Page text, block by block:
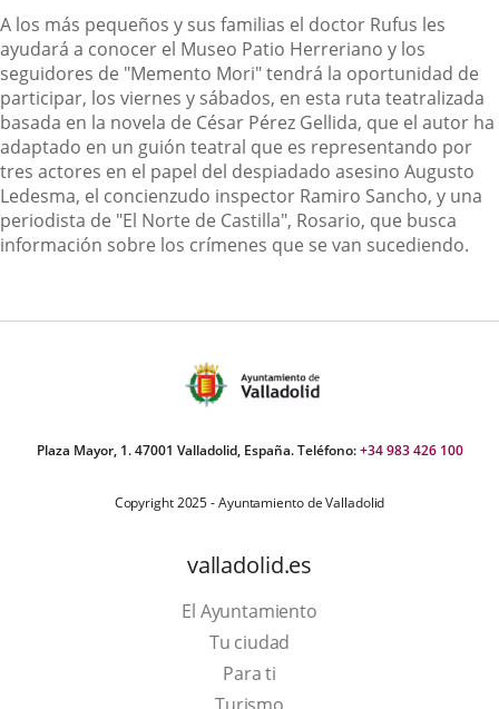
A los más pequeños y sus familias el doctor Rufus les
ayudará a conocer el Museo Patio Herreriano y los
seguidores de "Memento Mori" tendrá la oportunidad de
participar, los viernes y sábados, en esta ruta teatralizada
basada en la novela de César Pérez Gellida, que el autor ha
adaptado en un guión teatral que es representando por
tres actores en el papel del despiadado asesino Augusto
Ledesma, el concienzudo inspector Ramiro Sancho, y una
periodista de "El Norte de Castilla", Rosario, que busca
información sobre los crímenes que se van sucediendo.
Plaza Mayor, 1. 47001 Valladolid, España. Teléfono:+34 983 426 100
Copyright 2025 - Ayuntamiento de Valladolid
valladolid.es
El Ayuntamiento
Tu ciudad
Para ti
Este